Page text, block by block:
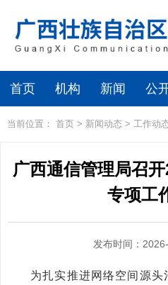
首页 机构 新闻 公
当前位置： 首页 > 新闻动态 > 工作动
广西通信管理局召
专项工
发布时间：
为扎实推进网络空间源